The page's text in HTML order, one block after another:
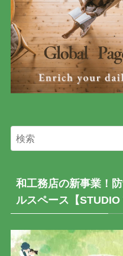
和工務店の新事業！
ルスペース【STUDIO